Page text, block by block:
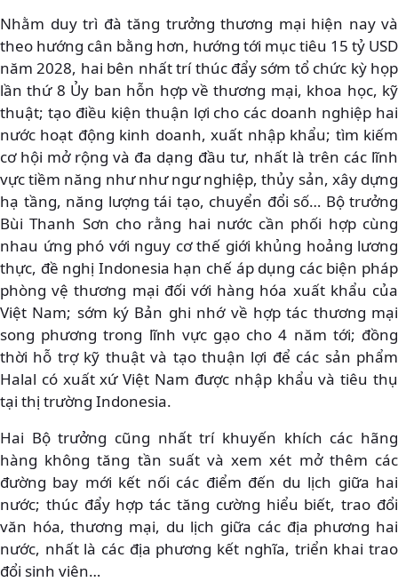
Nhằm duy trì đà tăng trưởng thương mại hiện nay và
theo hướng cân bằng hơn, hướng tới mục tiêu 15 tỷ USD
năm 2028, hai bên nhất trí thúc đẩy sớm tổ chức kỳ họp
lần thứ 8 Ủy ban hỗn hợp về thương mại, khoa học, kỹ
thuật; tạo điều kiện thuận lợi cho các doanh nghiệp hai
nước hoạt động kinh doanh, xuất nhập khẩu; tìm kiếm
cơ hội mở rộng và đa dạng đầu tư, nhất là trên các lĩnh
vực tiềm năng như như ngư nghiệp, thủy sản, xây dựng
hạ tầng, năng lượng tái tạo, chuyển đổi số… Bộ trưởng
Bùi Thanh Sơn cho rằng hai nước cần phối hợp cùng
nhau ứng phó với nguy cơ thế giới khủng hoảng lương
thực, đề nghị Indonesia hạn chế áp dụng các biện pháp
phòng vệ thương mại đối với hàng hóa xuất khẩu của
Việt Nam; sớm ký Bản ghi nhớ về hợp tác thương mại
song phương trong lĩnh vực gạo cho 4 năm tới; đồng
thời hỗ trợ kỹ thuật và tạo thuận lợi để các sản phẩm
Halal có xuất xứ Việt Nam được nhập khẩu và tiêu thụ
tại thị trường Indonesia.
Hai Bộ trưởng cũng nhất trí khuyến khích các hãng
hàng không tăng tần suất và xem xét mở thêm các
đường bay mới kết nối các điểm đến du lịch giữa hai
nước; thúc đẩy hợp tác tăng cường hiểu biết, trao đổi
văn hóa, thương mại, du lịch giữa các địa phương hai
nước, nhất là các địa phương kết nghĩa, triển khai trao
đổi sinh viên…